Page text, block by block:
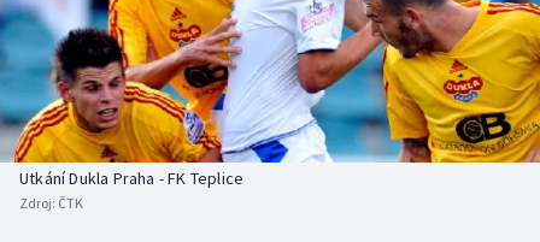
Americký fotbal
Baseball a softbal
Basketbal
Biatlon
NEPŘEHLÉDNĚTE
Soutěže
Historické návraty
Aplikace ČT sport
Utkání Dukla Praha - FK Teplice
Zdroj: ČTK